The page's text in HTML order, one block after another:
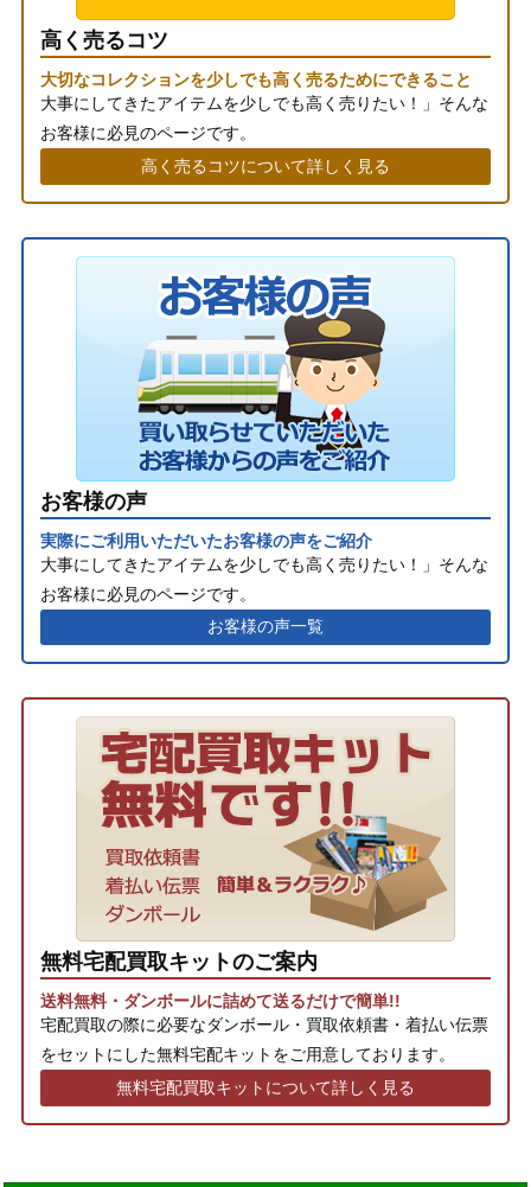
高く売るコツ
大切なコレクションを少しでも高く売るためにできること
大事にしてきたアイテムを少しでも高く売りたい！」そんな
お客様に必見のページです。
高く売るコツについて詳しく見る
お客様の声
実際にご利用いただいたお客様の声をご紹介
大事にしてきたアイテムを少しでも高く売りたい！」そんな
お客様に必見のページです。
お客様の声一覧
無料宅配買取キットのご案内
送料無料・ダンボールに詰めて送るだけで簡単!!
宅配買取の際に必要なダンボール・買取依頼書・着払い伝票
をセットにした無料宅配キットをご用意しております。
無料宅配買取キットについて詳しく見る